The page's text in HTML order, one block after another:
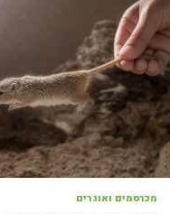
מכרסמים ואוגרים